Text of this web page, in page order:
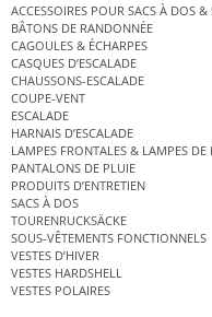
ACCESSOIRES POUR SACS À DOS &
BÂTONS DE RANDONNÉE
CAGOULES & ÉCHARPES
CASQUES D’ESCALADE
CHAUSSONS-ESCALADE
COUPE-VENT
ESCALADE
HARNAIS D’ESCALADE
LAMPES FRONTALES & LAMPES DE
PANTALONS DE PLUIE
PRODUITS D’ENTRETIEN
SACS À DOS
TOURENRUCKSÄCKE
SOUS-VÊTEMENTS FONCTIONNELS
VESTES D’HIVER
VESTES HARDSHELL
VESTES POLAIRES